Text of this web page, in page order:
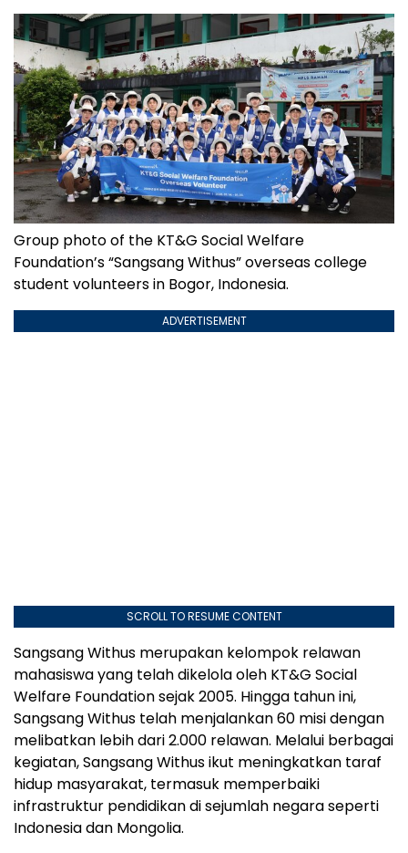
Group photo of the KT&G Social Welfare
Foundation’s “Sangsang Withus” overseas college
student volunteers in Bogor, Indonesia.
ADVERTISEMENT
SCROLL TO RESUME CONTENT
Sangsang Withus merupakan kelompok relawan
mahasiswa yang telah dikelola oleh KT&G Social
Welfare Foundation sejak 2005. Hingga tahun ini,
Sangsang Withus telah menjalankan 60 misi dengan
melibatkan lebih dari 2.000 relawan. Melalui berbagai
kegiatan, Sangsang Withus ikut meningkatkan taraf
hidup masyarakat, termasuk memperbaiki
infrastruktur pendidikan di sejumlah negara seperti
Indonesia dan Mongolia.